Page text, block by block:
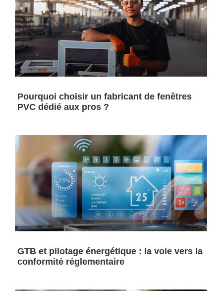
Pourquoi choisir un fabricant de fenêtres
PVC dédié aux pros ?
GTB et pilotage énergétique : la voie vers la
conformité réglementaire